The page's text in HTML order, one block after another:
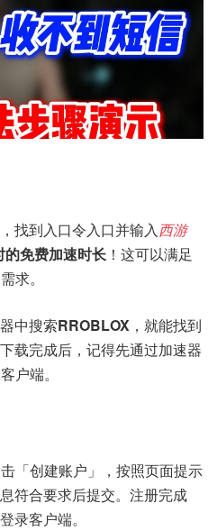
找到入口令入口并输入西游
免费加速时长 ！这可以满足
求。
中搜索RROBLOX ，就能找到
载完成后，记得先通过加速器
户端。
「创建账户」，按照页面提示
符合要求后提交。注册完成
录客户端。